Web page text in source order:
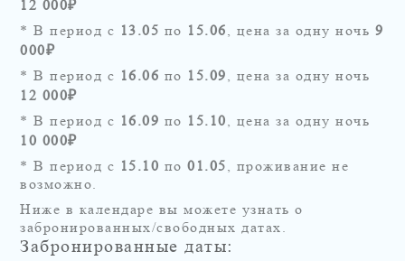
12 000₽
* В период с 13.05 по 15.06, цена за одну ночь 9
000₽
* В период с 16.06 по 15.09, цена за одну ночь
12 000₽
* В период с 16.09 по 15.10, цена за одну ночь
10 000₽
* В период с 15.10 по01.05, проживание не
возможно.
Ниже в календаре вы можете узнать о
забронированных/свободных датах.
Забронированные даты: